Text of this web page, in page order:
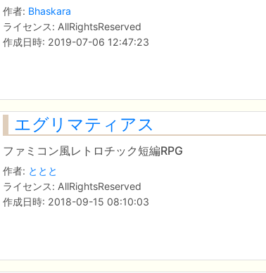
作者: Bhaskara
ライセンス: AllRightsReserved
作成日時: 2019-07-06 12:47:23
エグリマティアス
ファミコン風レトロチック短編RPG
作者: ととと
ライセンス: AllRightsReserved
作成日時: 2018-09-15 08:10:03